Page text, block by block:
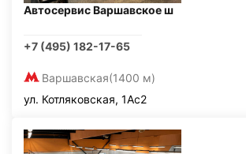
Автосервис Варшавское ш
+7 (495) 182-17-65
Варшавская(1400 м)
ул. Котляковская, 1Ас2